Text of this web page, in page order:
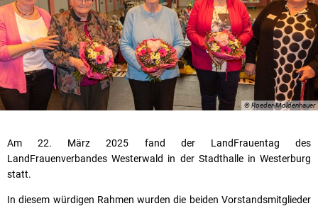
© Roeder-Moldenhauer
Am 22. März 2025 fand der LandFrauentag des
LandFrauenverbandes Westerwald in der Stadthalle in Westerburg
statt.
In diesem würdigen Rahmen wurden die beiden Vorstandsmitglieder